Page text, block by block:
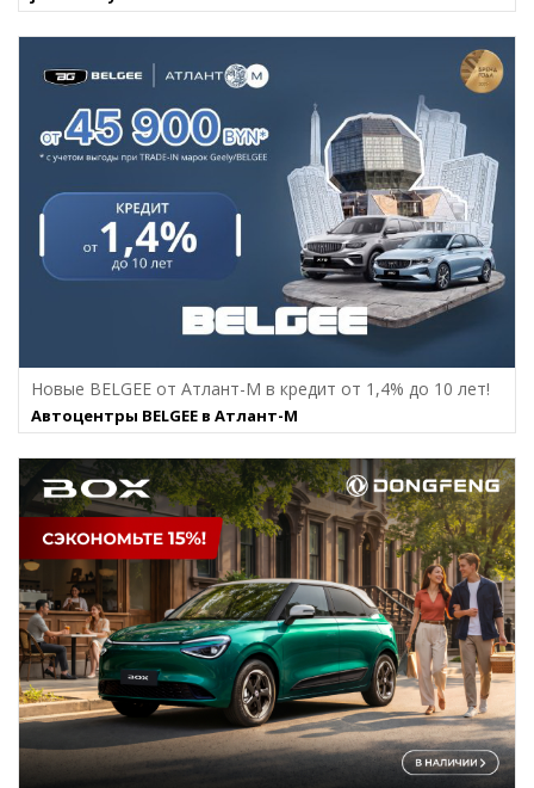
Новые BELGEE от Атлант-М в кредит от 1,4% до 10 лет!
Автоцентры BELGEE в Атлант-М